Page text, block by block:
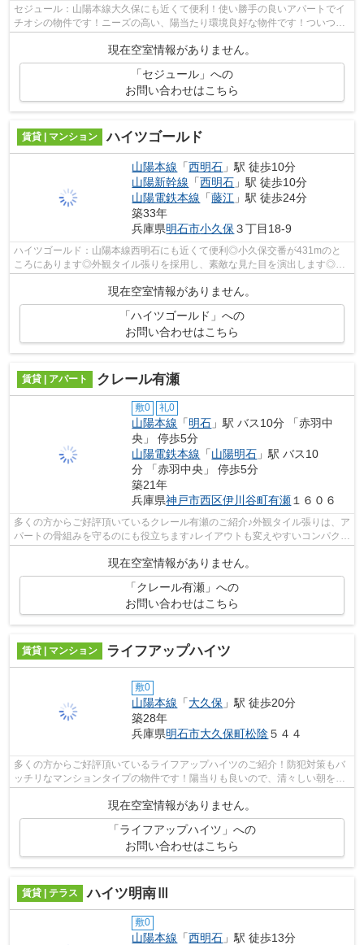
セジュール：山陽本線大久保にも近くて便利！使い勝手の良いアパートでイ
チオシの物件です！ニーズの高い、陽当たり環境良好な物件です！ついつい
お洗濯したくなっちゃいますよ！神戸...
現在空室情報がありません。
「セジュール」への
お問い合わせはこちら
賃貸 | マンション ハイツゴールド
山陽本線 「西明石 」駅 徒歩10分
山陽新幹線 「西明石 」駅 徒歩10分
山陽電鉄本線 「藤江 」駅 徒歩24分
築33年
兵庫県明石市小久保３丁目18-9
ハイツゴールド：山陽本線西明石にも近くて便利◎小久保交番が431mのと
ころにあります◎外観タイル張りを採用し、素敵な見た目を演出します◎こ
現在空室情報がありません。
「ハイツゴールド」への
お問い合わせはこちら
賃貸 | アパート クレール有瀬
敷0 礼0
山陽本線 「明石 」駅 バス10分 「赤羽中
央」 停歩5分
山陽電鉄本線 「山陽明石 」駅 バス10
分 「赤羽中央」 停歩5分
築21年
兵庫県神戸市西区伊川谷町有瀬 １６０６
多くの方からご好評頂いているクレール有瀬のご紹介♪外観タイル張りは、ア
パートの骨組みを守るのにも役立ちます♪レイアウトも変えやすいコンパクト
現在空室情報がありません。
「クレール有瀬」への
お問い合わせはこちら
賃貸 | マンション ライフアップハイツ
敷0
山陽本線 「大久保 」駅 徒歩20分
築28年
兵庫県明石市大久保町松陰 ５４４
多くの方からご好評頂いているライフアップハイツのご紹介！防犯対策もバ
ッチリなマンションタイプの物件です！陽当りも良いので、清々しい朝を迎
えることのできるマンションです！こ...
現在空室情報がありません。
「ライフアップハイツ」への
お問い合わせはこちら
賃貸 | テラス ハイツ明南Ⅲ
敷0
山陽本線 「西明石 」駅 徒歩13分